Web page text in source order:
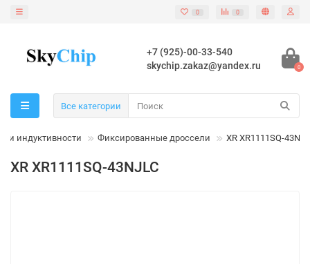
0 0
+7 (925)-00-33-540
skychip.zakaz@yandex.ru
0
Все категории
индуктивности Фиксированные дроссели XR XR1111SQ-
XR XR1111SQ-43NJLC